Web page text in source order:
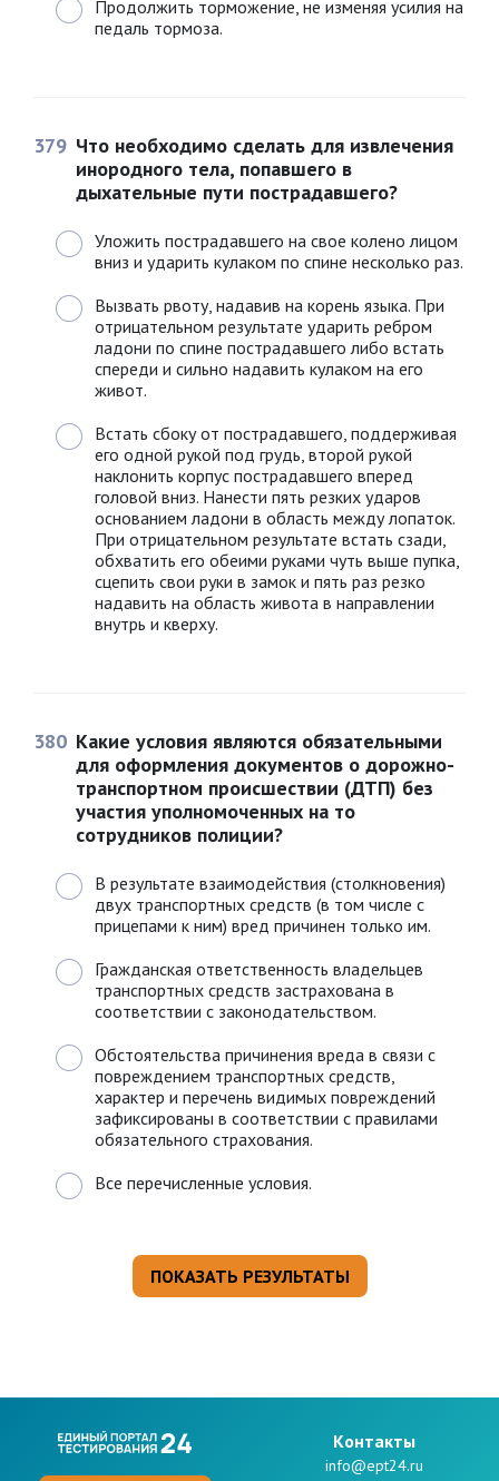
Продолжить торможение, не изменяя усилия на
педаль тормоза.
379 Что необходимо сделать для извлечения
инородного тела, попавшего в
дыхательные пути пострадавшего?
Уложить пострадавшего на свое колено лицом
вниз и ударить кулаком по спине несколько раз.
Вызвать рвоту, надавив на корень языка. При
отрицательном результате ударить ребром
ладони по спине пострадавшего либо встать
спереди и сильно надавить кулаком на его
живот.
Встать сбоку от пострадавшего, поддерживая
его одной рукой под грудь, второй рукой
наклонить корпус пострадавшего вперед
головой вниз. Нанести пять резких ударов
основанием ладони в область между лопаток.
При отрицательном результате встать сзади,
обхватить его обеими руками чуть выше пупка,
сцепить свои руки в замок и пять раз резко
надавить на область живота в направлении
внутрь и кверху.
380 Какие условия являются обязательными
для оформления документов о дорожно-
транспортном происшествии (ДТП) без
участия уполномоченных на то
сотрудников полиции?
В результате взаимодействия (столкновения)
двух транспортных средств (в том числе с
прицепами к ним) вред причинен только им.
Гражданская ответственность владельцев
транспортных средств застрахована в
соответствии с законодательством.
Обстоятельства причинения вреда в связи с
повреждением транспортных средств,
характер и перечень видимых повреждений
зафиксированы в соответствии с правилами
обязательного страхования.
Все перечисленные условия.
Kонтакты
info@ept24.ru